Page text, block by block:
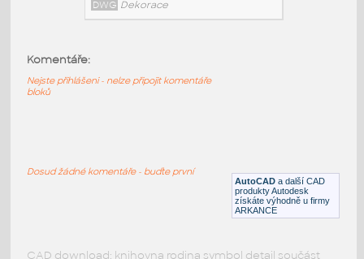
DWG Dekorace
DWG Dekorace
AutoCAD a další CAD
produkty Autodesk
získáte výhodně u firmy
ARKANCE
Komentáře:
Nejste přihlášeni - nelze připojit komentáře
bloků
Dosud žádné komentáře - buďte první
CAD download: knihovna rodina symbol detail součást